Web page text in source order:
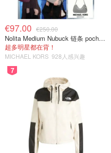
€97.00 €250.00
Nolita Medium Nubuck 链条 pochette
超多明星都在背！
MICHAEL KORS 928人感兴趣
7